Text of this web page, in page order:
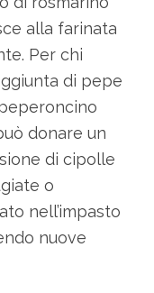
alla farinata
Per chi
di pepe
donare un
di cipolle
o
nell’impasto
nuove